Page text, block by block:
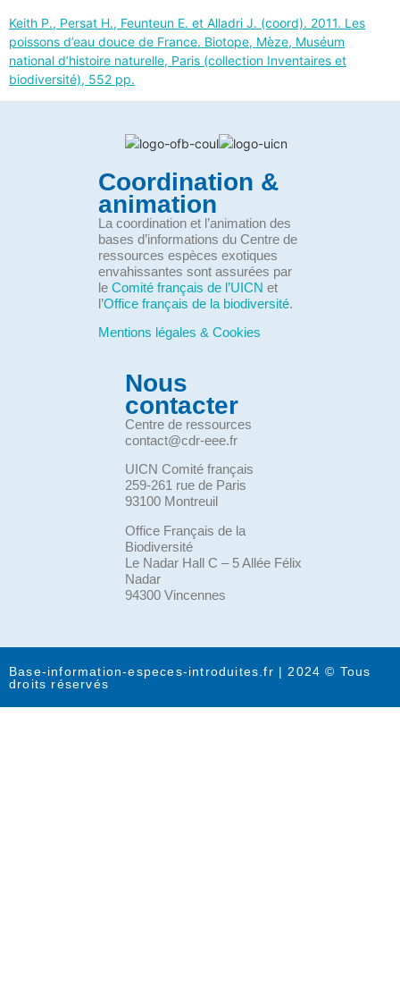
Keith P., Persat H., Feunteun E. et Alladri J. (coord). 2011. Les
poissons d’eau douce de France. Biotope, Mèze, Muséum
national d’histoire naturelle, Paris (collection Inventaires et
biodiversité), 552 pp.
Coordination &
animation
La coordination et l’animation des
bases d’informations du Centre de
ressources espèces exotiques
envahissantes sont assurées par
le Comité français de l’UICN et
l’Office français de la biodiversité.
Mentions légales & Cookies
Nous
contacter
Centre de ressources
contact@cdr-eee.fr
UICN Comité français
259-261 rue de Paris
93100 Montreuil
Office Français de la
Biodiversité
Le Nadar Hall C – 5 Allée Félix
Nadar
94300 Vincennes
Base-information-especes-introduites.fr | 2024 © Tous
droits réservés